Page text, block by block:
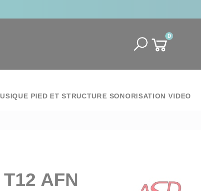
0
PIED ET STRUCTURE SONORISATION VIDEO
AFN